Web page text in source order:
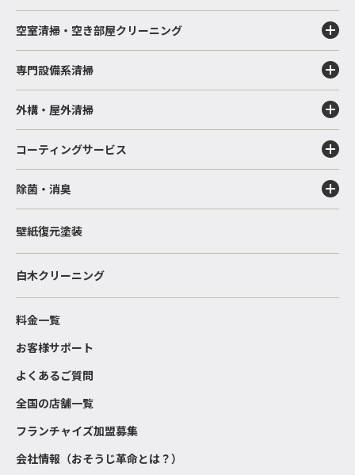
空室清掃・空き部屋クリーニング
専門設備系清掃
外構・屋外清掃
コーティングサービス
除菌・消臭
壁紙復元塗装
白木クリーニング
料金一覧
お客様サポート
よくあるご質問
全国の店舗一覧
フランチャイズ加盟募集
会社情報（おそうじ革命とは？）